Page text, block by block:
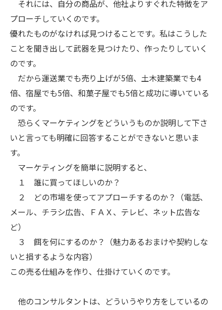
それには、自分の商品が、他社よりすぐれた特徴をア
プローチしていくのです。
優れたものがなければ見つけることです。私はこうした
ことを聞き出して武器を見つけたり、作ったりしていく
のです。
だから運送業でも売り上げが5倍、土木建築業でも4
倍、宿屋でも5倍、和菓子屋でも5倍と成功に導いている
のです。
恐らくマーケティングをどういうものか説明して下さ
いと言っても明確に回答することができないと思いま
す。
マーケティングを簡単に説明すると、
１ 誰に買ってほしいのか？
２ どの市場を使ってアプローチするのか？（電話、
メール、チラシ広告、ＦＡＸ、テレビ、ネット広告な
ど）
３ 餌を何にするのか？（魅力あるおまけや契約しな
いと損するような内容）
この売る仕組みを作り、仕掛けていくのです。
他のコンサルタントは、どういうやり方をしているの